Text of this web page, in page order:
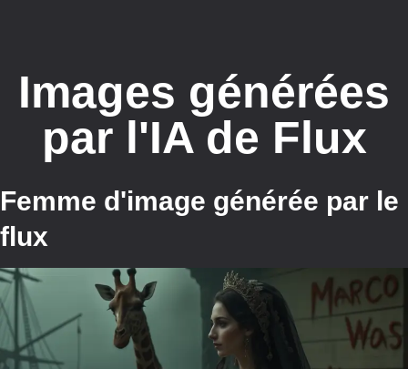
Images générées
par l'IA de Flux
Femme d'image générée par le
flux